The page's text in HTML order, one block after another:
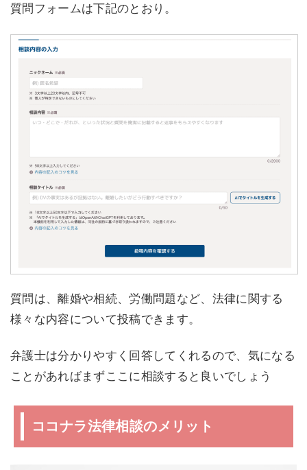
質問フォームは下記のとおり。
質問は、離婚や相続、労働問題など、法律に関する
様々な内容について投稿できます。
弁護士は分かりやすく回答してくれるので、気になる
ことがあればまずここに相談すると良いでしょう
ココナラ法律相談のメリット